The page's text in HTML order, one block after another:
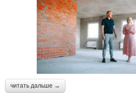
читать дальше →